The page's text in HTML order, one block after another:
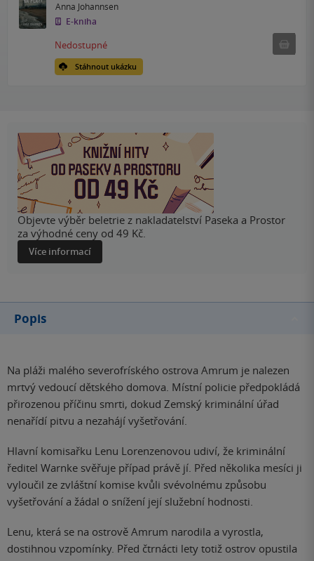
Anna Johannsen
E-kniha
Stáhnout ukázku
Nedostupné
Objevte výběr beletrie z nakladatelství Paseka a Prostor
za výhodné ceny od 49 Kč.
Více informací
Popis
Na pláži malého severofríského ostrova Amrum je nalezen
mrtvý vedoucí dětského domova. Místní policie předpokládá
přirozenou příčinu smrti, dokud Zemský kriminální úřad
nenařídí pitvu a nezahájí vyšetřování.
Hlavní komisařku Lenu Lorenzenovou udiví, že kriminální
ředitel Warnke svěřuje případ právě jí. Před několika mesíci ji
vyloučil ze zvláštní komise kvůli svévolnému způsobu
vyšetřování a žádal o snížení její služební hodnosti.
Lenu, která se na ostrově Amrum narodila a vyrostla,
dostihnou vzpomínky. Před čtrnácti lety totiž ostrov opustila